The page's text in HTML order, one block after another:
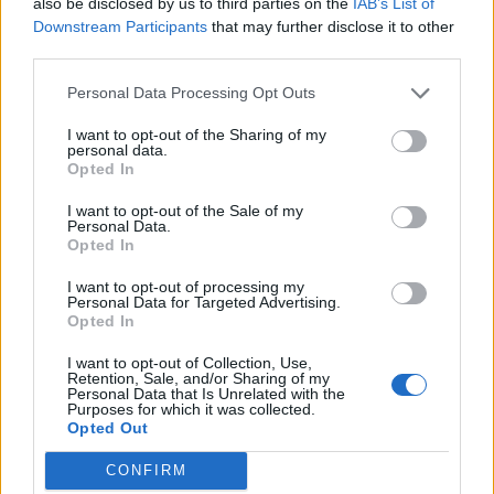
Downstream Participants that may further disclose it to other
Personal Data Processing Opt Outs
I want to opt-out of the Sharing of my
personal data.
Opted In
I want to opt-out of the Sale of my
Personal Data.
Opted In
I want to opt-out of processing my
Personal Data for Targeted Advertising.
Opted In
I want to opt-out of Collection, Use,
Retention, Sale, and/or Sharing of my
Personal Data that Is Unrelated with the
Purposes for which it was collected.
Opted Out
CONFIRM
18 Giacomo Fantasia Thiesi 2
Stefano Gargiulo Ciocca
VISUALIZZA TUTTO